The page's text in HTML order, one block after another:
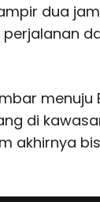
dua
di
akhirnya